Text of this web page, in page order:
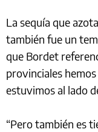
La sequía que
también fue un
que Bordet
provinciales
estuvimos al lado
“Pero también es